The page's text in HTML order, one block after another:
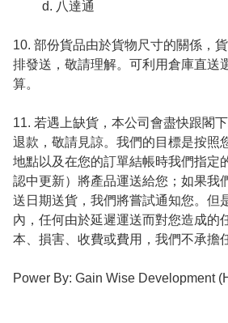
10. 部份貨品由於貨物尺寸的關係，
排發送，敬請理解。可利用倉庫直送
算。
11. 若遇上缺貨，本公司會盡快跟閣
退款，敬請見諒。我們的目標是按照
地點以及在您的訂單結帳時我們指定
認中更新）將產品運送給您；如果我
送日期送貨，我們將嘗試通知您。但
內，任何由於延遲運送而對您造成的
本、損害、收費或費用，我們不承擔
Power By: Gain Wise Development